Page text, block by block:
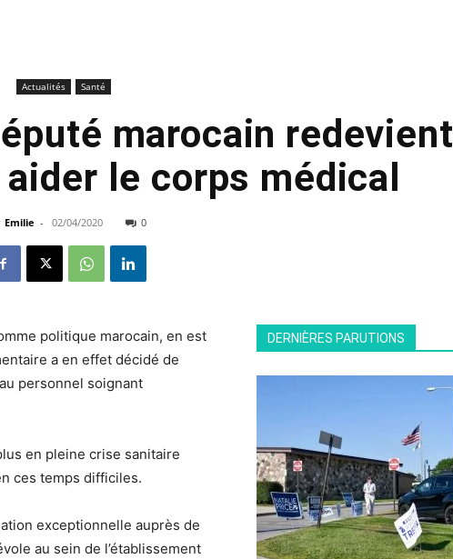
Actualités Santé
marocain redevient
le corps médical
Emilie - 02/04/2020 0
politique marocain, en est
a en effet décidé de
personnel soignant
en pleine crise sanitaire
ces temps difficiles.
exceptionnelle auprès de
au sein de l’établissement
DERNIÈRES PARUTIONS